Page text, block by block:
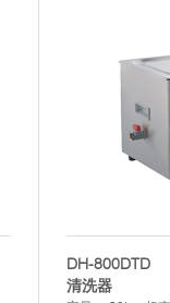
DH-800DTD
清洗器